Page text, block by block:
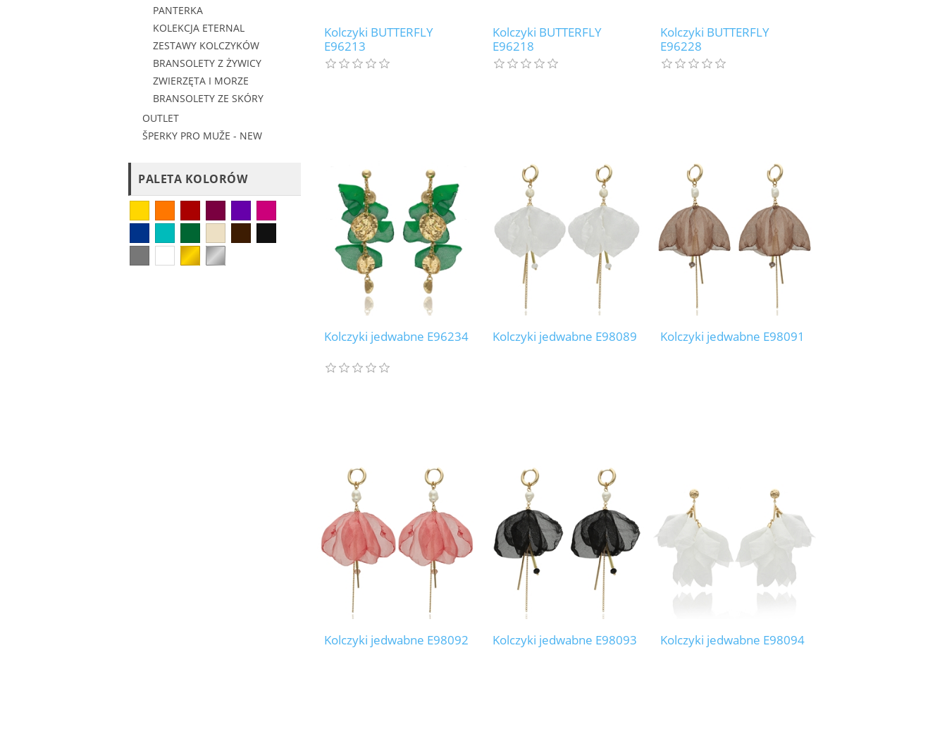
PANTERKA
KOLEKCJA ETERNAL
ZESTAWY KOLCZYKÓW
BRANSOLETY Z ŻYWICY
ZWIERZĘTA I MORZE
BRANSOLETY ZE SKÓRY
OUTLET
ŠPERKY PRO MUŽE - NEW
PALETA KOLORÓW
Kolczyki BUTTERFLY
E96213
Kolczyki BUTTERFLY
E96218
Kolczyki BUTTERFLY
E96228
Kolczyki jedwabne E96234 Kolczyki jedwabne E98089 Kolczyki jedwabne E98091
Kolczyki jedwabne E98092 Kolczyki jedwabne E98093 Kolczyki jedwabne E98094